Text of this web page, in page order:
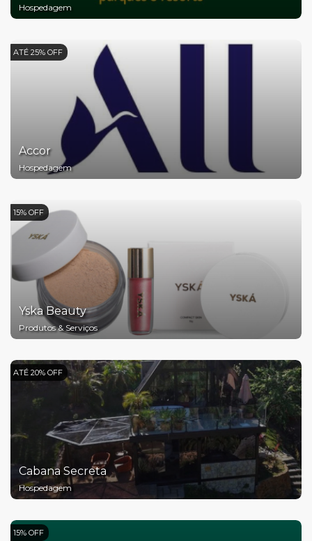
Hospedagem
ATÉ 25% OFF
Accor
Hospedagem
15% OFF
Yska Beauty
Produtos & Serviços
ATÉ 20% OFF
Cabana Secreta
Hospedagem
15% OFF